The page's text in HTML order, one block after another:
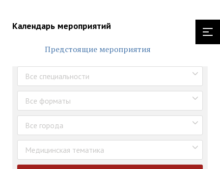
Календарь мероприятий
Предстоящие мероприятия
Все специальности
Все форматы
Все города
Медицинская тематика